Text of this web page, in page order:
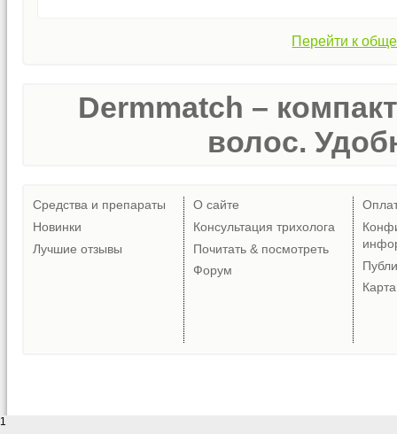
Перейти к
Dermmatch –
волос.
Средства и препараты
Новинки
Лучшие отзывы
О сайте
Консультация трихолога
Почитать & посмотреть
Форум
1